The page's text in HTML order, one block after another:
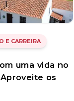
E CARREIRA
uma vida no
os